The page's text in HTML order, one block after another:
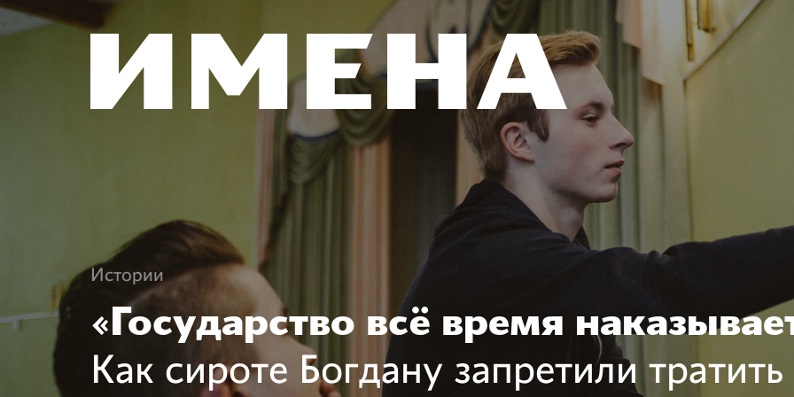
Истории
«Государство всё время
Как сироте Богдану запретили тратить